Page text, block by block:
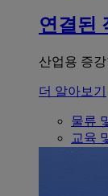
연결된
산업용 증
더 알아보기
물류
교육